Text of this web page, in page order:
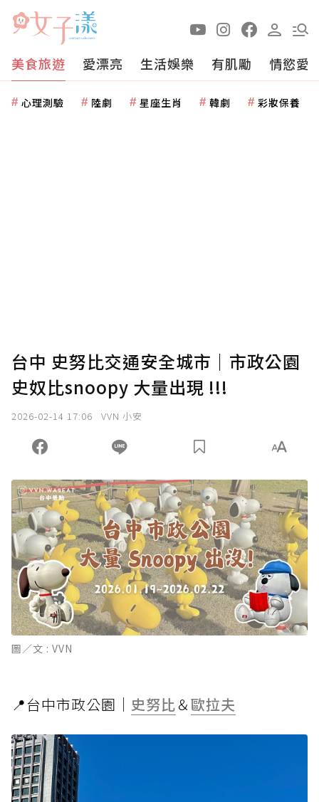
美食旅遊 愛漂亮 生活娛樂 有肌勵 情慾愛
心理測驗 陸劇 星座生肖 韓劇 彩妝保養
台中 史努比交通安全城市｜市政公園
史奴比snoopy 大量出現 !!!
2026-02-14 17:06 VVN 小安
圖／文 : VVN
📍台中市政公園｜ 史努比＆歐拉夫